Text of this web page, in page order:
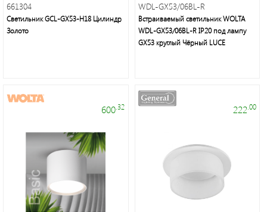
питания,
настольные
светильники,
Люстры,
светильники,
подсветка,
661304
Светильник GCL-GX53-H18 Цилиндр
Золото
WDL-GX53/06BL-R
Встраиваемый cветильник WOLTA
WDL-GX53/06BL-R IP20 под лампу
GX53 круглый Чёрный LUCE
600.32 222 .00